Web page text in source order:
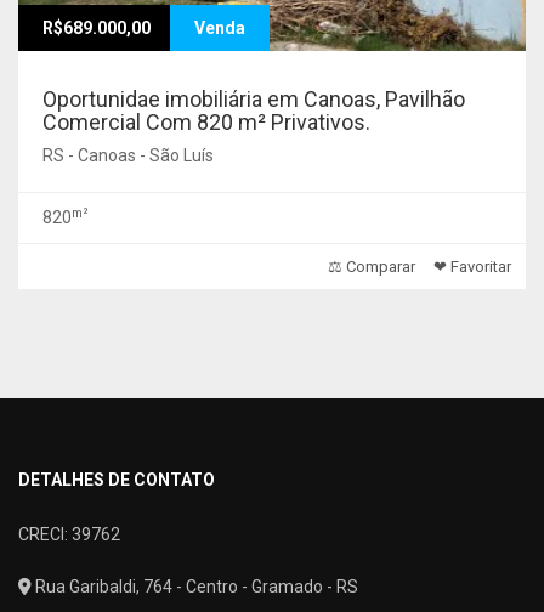
R$689.000,00 Venda
Oportunidae imobiliária em Canoas, Pavilhão
Comercial Com 820 m² Privativos.
RS - Canoas - São Luís
820m²
⚖ Comparar ❤ Favoritar
DETALHES DE CONTATO
CRECI: 39762
Rua Garibaldi, 764 - Centro - Gramado - RS